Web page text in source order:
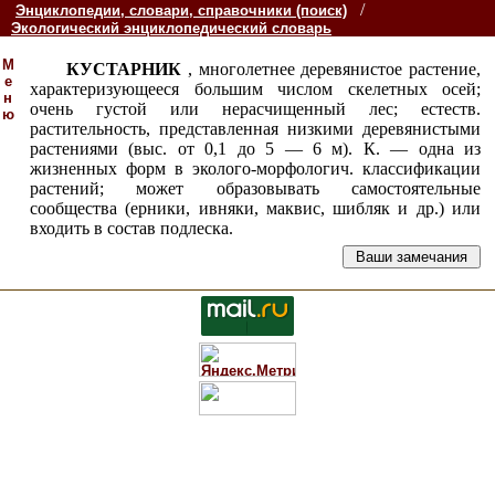
Энциклопедии, словари, справочники (поиск) /
Экологический энциклопедический словарь
М
е
н
ю
КУСТАРНИК , многолетнее деревянистое растение,
характеризующееся большим числом скелетных осей;
очень густой или нерасчищенный лес; естеств.
растительность, представленная низкими деревянистыми
растениями (выс. от 0,1 до 5 — 6 м). К. — одна из
жизненных форм в эколого-морфологич. классификации
растений; может образовывать самостоятельные
сообщества (ерники, ивняки, маквис, шибляк и др.) или
входить в состав подлеска.